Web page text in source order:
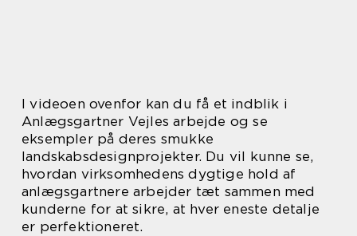
I videoen ovenfor kan du få et indblik i
Anlægsgartner Vejles arbejde og se
eksempler på deres smukke
landskabsdesignprojekter. Du vil kunne se,
hvordan virksomhedens dygtige hold af
anlægsgartnere arbejder tæt sammen med
kunderne for at sikre, at hver eneste detalje
er perfektioneret.